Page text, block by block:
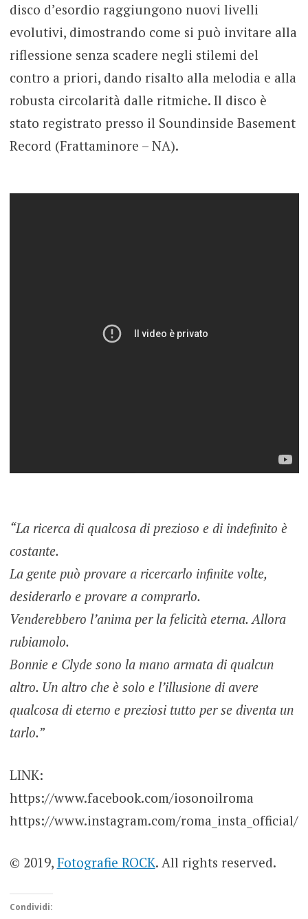
disco d’esordio raggiungono nuovi livelli
evolutivi, dimostrando come si può invitare alla
riflessione senza scadere negli stilemi del
contro a priori, dando risalto alla melodia e alla
robusta circolarità dalle ritmiche. Il disco è
stato registrato presso il Soundinside Basement
Record (Frattaminore – NA).
“La ricerca di qualcosa di prezioso e di indefinito è
costante.
La gente può provare a ricercarlo infinite volte,
desiderarlo e provare a comprarlo.
Venderebbero l’anima per la felicità eterna. Allora
rubiamolo.
Bonnie e Clyde sono la mano armata di qualcun
altro. Un altro che è solo e l’illusione di avere
qualcosa di eterno e preziosi tutto per se diventa un
tarlo.”
LINK:
https://www.facebook.com/iosonoilroma
https://www.instagram.com/roma_insta_official/
© 2019, Fotografie ROCK. All rights reserved.
Condividi: